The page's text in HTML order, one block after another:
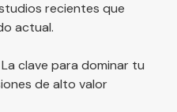
recientes que
actual.
clave para dominar tu
de alto valor